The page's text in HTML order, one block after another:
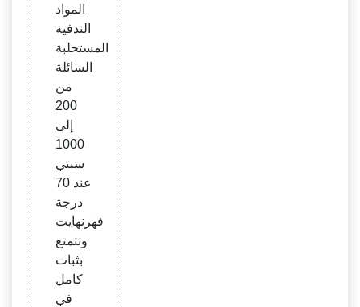
المواد
الندفية
المستحلبة
السائلة
من
200
إلى
1000
سنتي
عند 70
درجة
فهرنهايت
وتتمتع
بثبات
كامل
في